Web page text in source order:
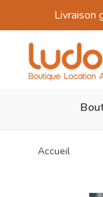
Livraison
Accueil